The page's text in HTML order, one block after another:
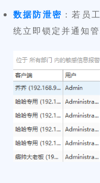
数据防泄密 ：若员
统立即锁定并通知管